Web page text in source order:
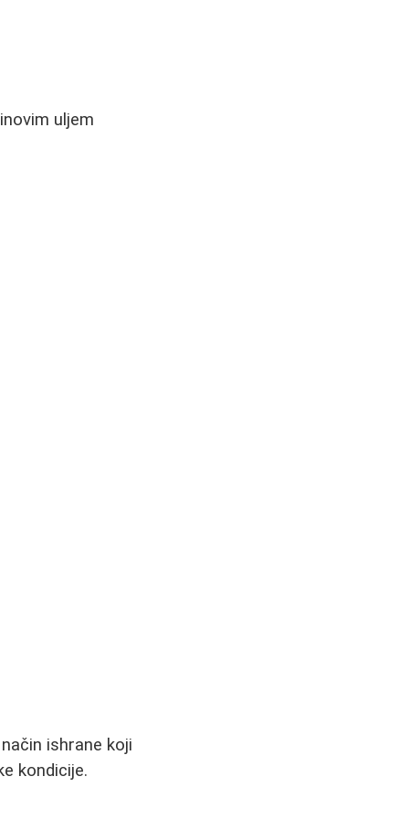
uljem
ishrane koji
kondicije.